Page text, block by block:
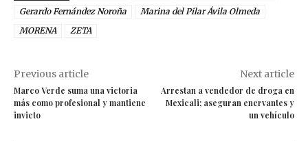
Gerardo Fernández Noroña
Marina del Pilar Ávila Olmeda
MORENA
ZETA
Previous article
Marco Verde suma una victoria
más como profesional y mantiene
invicto
Next article
Arrestan a vendedor de droga en
Mexicali; aseguran enervantes y
un vehículo